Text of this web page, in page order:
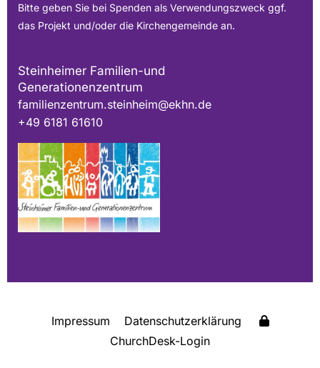
Bitte geben Sie bei Spenden als Verwendungszweck ggf.
das Projekt und/oder die Kirchengemeinde an.
Steinheimer Familien-und
Generationenzentrum
familienzentrum.steinheim@ekhn.de
+49 6181 61610
Impressum
Datenschutzerklärung
ChurchDesk-Login